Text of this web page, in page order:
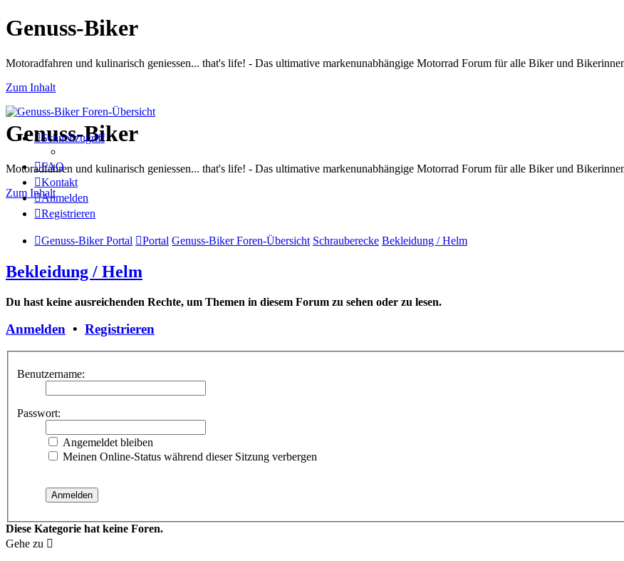
Genuss-Biker
Motoradfahren und kulinarisch geniessen... that's life! - Das ultimative markenunabhängige Motorrad Forum für alle Biker und
Zum Inhalt
Genuss-Biker
Motoradfahren und kulinarisch geniessen... that's life! - Das ultimative markenunabhängige Motorrad Forum für alle Biker und
Zum Inhalt
Schnellzugriff
FAQ
Kontakt
Anmelden
Registrieren
Genuss-Biker Portal Portal Genuss-Biker Foren-Übersicht Schrauberecke Bekleidung / Helm
Bekleidung / Helm
Du hast keine ausreichenden Rechte, um Themen in diesem Forum zu sehen oder zu lesen.
Anmelden • Registrieren
Benutzername:
Passwort:
Angemeldet bleiben
Meinen Online-Status während dieser Sitzung verbergen
Diese Kategorie hat keine Foren.
Gehe zu